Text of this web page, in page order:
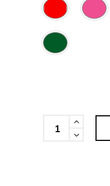
Cantidad